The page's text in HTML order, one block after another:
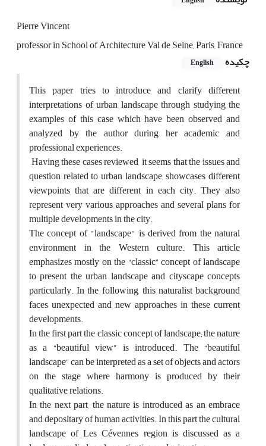
Pierre Vincent
professor in School of Architecture Val de Seine, Paris, France
چکیده
English
This paper tries to introduce and clarify different
interpretations of urban landscape through studying the
examples of this case which have been observed and
analyzed by the author during her academic and
professional experiences.
Having these cases reviewed, it seems that the issues and
question related to urban landscape, showcases different
viewpoints that are different in each city. They also
represent very various approaches and several plans for
multiple developments in the city.
The concept of "landscape" is derived from the natural
environment in the Western culture. This article
emphasizes mostly on the “classic” concept of landscape
to present the urban landscape and cityscape concepts
particularly. In the following, this naturalist background
faces unexpected and new approaches in these current
developments.
In the first part the classic concept of landscape; the nature
as a “beautiful view” is introduced. The “beautiful
landscape” can be interpreted as a set of objects and actors
on the stage where harmony is produced by their
qualitative relations.
In the next part, the nature is introduced as an embrace
and depositary of human activities. In this part the cultural
landscape of Les Cévennes region is discussed as a